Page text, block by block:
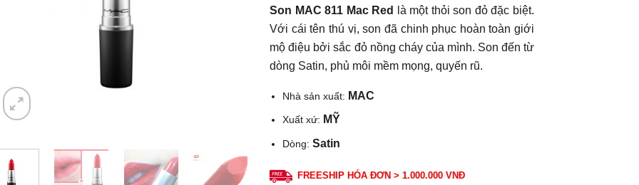
Son MAC 811 Mac Red
là một thỏi son đỏ đặc biệt.
Với cái tên thú vị, son đã chinh phục hoàn toàn giới
mộ điệu bởi sắc đỏ nồng cháy của mình. Son đến từ
dòng Satin, phủ môi mềm mọng, quyến rũ.
Nhà sản xuất: MAC
Xuất xứ: MỸ
Dòng:Satin
FREESHIP HÓA ĐƠN > 1.000.000 VNĐ